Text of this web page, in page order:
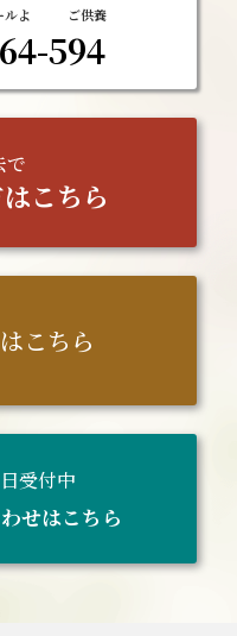
594
で
こちら
こちら
受付中
せはこちら